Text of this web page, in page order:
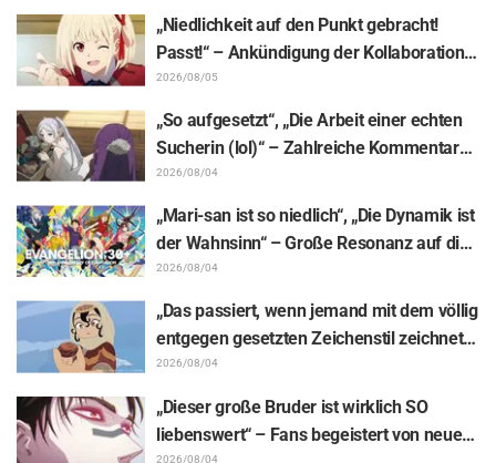
Ankündigungsillustration sorgt für
Aufsehen
„Niedlichkeit auf den Punkt gebracht!
Passt!“ – Ankündigung der Kollaboration
zwischen „Lycoris Recoil“ und Kumamine
von „Shigoto Neko“ sorgt für zahlreiche
„Passt!“-Reaktionen
2026/08/05
„So aufgesetzt“, „Die Arbeit einer echten
Sucherin (lol)“ – Zahlreiche Kommentare
zu einer Frieren-Plüschfigur, die in einer
Ausstellungs-Mimik steckt: „Frieren –
Nach dem Ende der Reise“
2026/08/04
„Mari-san ist so niedlich“, „Die Dynamik ist
der Wahnsinn“ – Große Resonanz auf die
Enthüllung von Hidenori Matsubaras
wunderschöner Zeichnung der drei
Figuren aus „Neon Genesis Evangelion“ im
Plugsuit
2026/08/04
„Das passiert, wenn jemand mit dem völlig
entgegen gesetzten Zeichenstil zeichnet“
– Fans begeistert von der Unterstützungs-
Illustration des „Yowamushi Pedal“-
Schöpfers für „Jaadugar: A Witch in
2026/08/04
„Dieser große Bruder ist wirklich SO
liebenswert“ – Fans begeistert von neuen
2026/08/04